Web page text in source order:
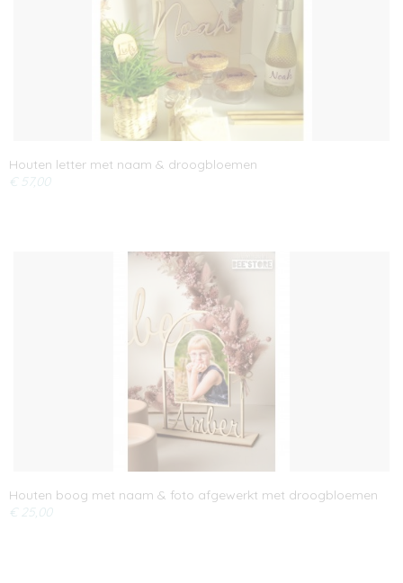
Houten letter met naam & droogbloemen
€ 57,00
Houten boog met naam & foto afgewerkt met droogbloemen
€ 25,00